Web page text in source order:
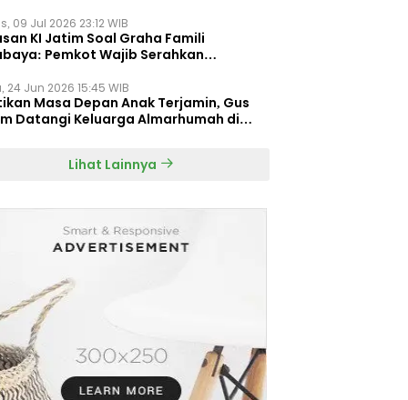
09 Jul 2026 23:12 WIB
KI Jatim Soal Graha Famili
Pemkot Wajib Serahkan
24 Jun 2026 15:45 WIB
Masa Depan Anak Terjamin, Gus
Datangi Keluarga Almarhumah di
Lihat Lainnya